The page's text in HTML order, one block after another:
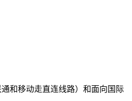
和移动走直连线路）和面向国际